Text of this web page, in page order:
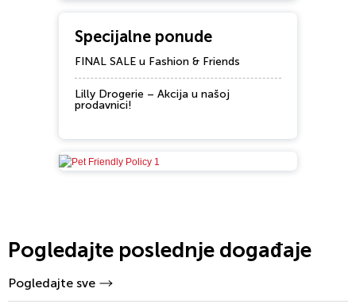
Specijalne ponude
FINAL SALE u Fashion & Friends
Lilly Drogerie – Akcija u našoj
prodavnici!
Pogledajte poslednje događaje
Pogledajte sve